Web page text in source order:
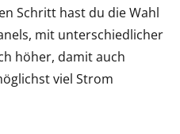
Schritt hast du die Wahl
mit unterschiedlicher
höher, damit auch
viel Strom